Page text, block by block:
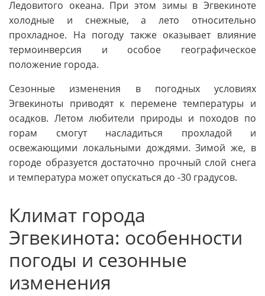
Ледовитого океана. При этом зимы в Эгвекиноте
холодные и снежные, а лето относительно
прохладное. На погоду также оказывает влияние
термоинверсия и особое географическое
положение города.
Сезонные изменения в погодных условиях
Эгвекиноты приводят к перемене температуры и
осадков. Летом любители природы и походов по
горам смогут насладиться прохладой и
освежающими локальными дождями. Зимой же, в
городе образуется достаточно прочный слой снега
и температура может опускаться до -30 градусов.
Климат города
Эгвекинота: особенности
погоды и сезонные
изменения